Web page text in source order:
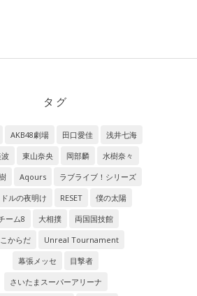
タグ
AKB48劇場 田口愛佳
浅井七海
東山奈央 岡部麟
水樹奈々
Aqours
ラブライブ！シリーズ
ルの夜明け
RESET
僕の太陽
ーム8
大相撲
両国国技館
からだ
Unreal Tournament
幕張メッセ
目撃者
さいたまスーパーアリーナ